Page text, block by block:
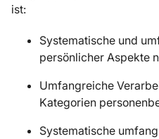
ist:
Systematische und
persönlicher Aspekte
Umfangreiche
Kategorien
Systematische